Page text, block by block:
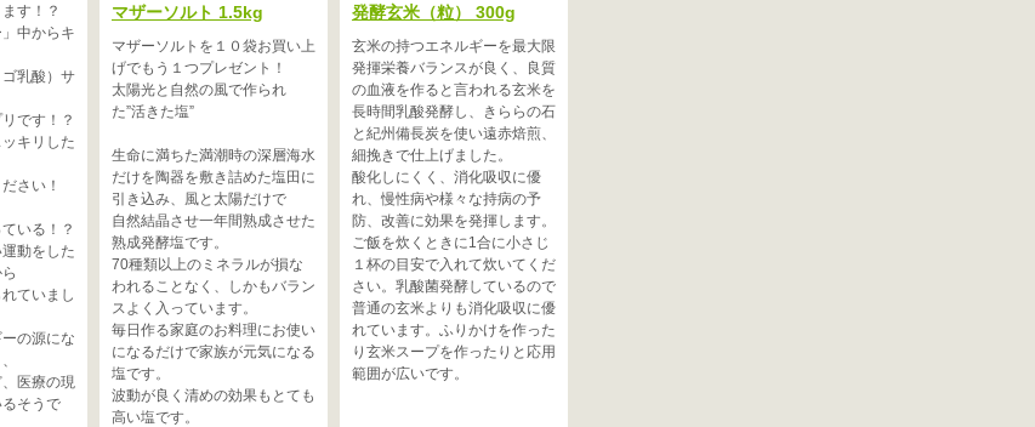
す！？
」中からキ
乳酸）サ
です！？
キリした
さい！
いる！？
動をした
ていまし
の源にな
医療の現
そうで
マザーソルト 1.5kg
マザーソルトを１０袋お買い上
げでもう１つプレゼント！
太陽光と自然の風で作られ
た”活きた塩”
生命に満ちた満潮時の深層海水
だけを陶器を敷き詰めた塩田に
引き込み、風と太陽だけで
自然結晶させ一年間熟成させた
熟成発酵塩です。
70種類以上のミネラルが損な
われることなく、しかもバラン
スよく入っています。
毎日作る家庭のお料理にお使い
になるだけで家族が元気になる
塩です。
波動が良く清めの効果もとても
高い塩です。
発酵玄米（粒） 300g
玄米の持つエネルギーを最大限
発揮栄養バランスが良く、良質
の血液を作ると言われる玄米を
長時間乳酸発酵し、きららの石
と紀州備長炭を使い遠赤焙煎、
細挽きで仕上げました。
酸化しにくく、消化吸収に優
れ、慢性病や様々な持病の予
防、改善に効果を発揮します。
ご飯を炊くときに1合に小さじ
１杯の目安で入れて炊いてくだ
さい。乳酸菌発酵しているので
普通の玄米よりも消化吸収に優
れています。ふりかけを作った
り玄米スープを作ったりと応用
範囲が広いです。